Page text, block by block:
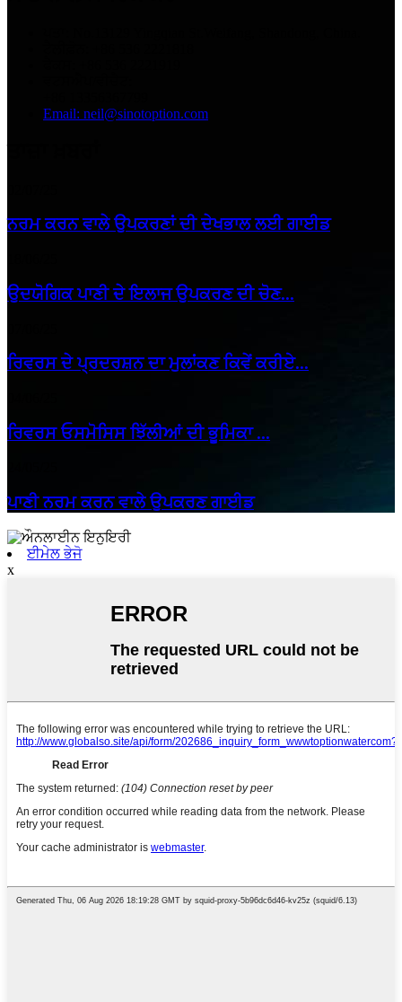
Email: neil@sinotoption.com
ਨਰਮ ਕਰਨ ਵਾਲੇ ਉਪਕਰਣਾਂ ਦੀ ਦੇਖਭਾਲ ਲਈ ਗਾਈਡ
ਉਦਯੋਗਿਕ ਪਾਣੀ ਦੇ ਇਲਾਜ ਉਪਕਰਣ ਦੀ ਚੋਣ...
ਰਿਵਰਸ ਦੇ ਪ੍ਰਦਰਸ਼ਨ ਦਾ ਮੁਲਾਂਕਣ ਕਿਵੇਂ ਕਰੀਏ...
ਰਿਵਰਸ ਓਸਮੋਸਿਸ ਝਿੱਲੀਆਂ ਦੀ ਭੂਮਿਕਾ ...
ਪਾਣੀ ਨਰਮ ਕਰਨ ਵਾਲੇ ਉਪਕਰਣ ਗਾਈਡ
ਈਮੇਲ ਭੇਜੋ
x